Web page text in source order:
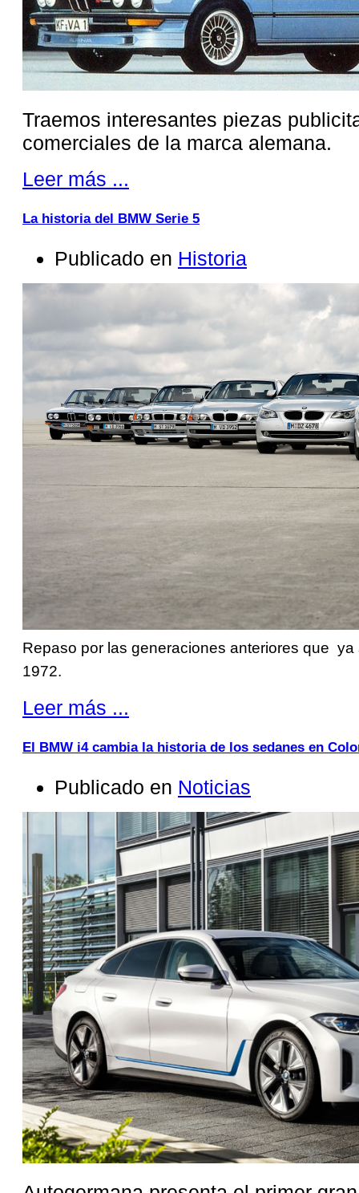
Traemos interesantes piezas
comerciales de la marca alemana.
Leer más ...
La historia del BMW Serie 5
Publicado en Historia
Repaso por las generaciones anteriores que
1972.
Leer más ...
El BMW i4 cambia la historia de los sedanes en
Publicado en Noticias